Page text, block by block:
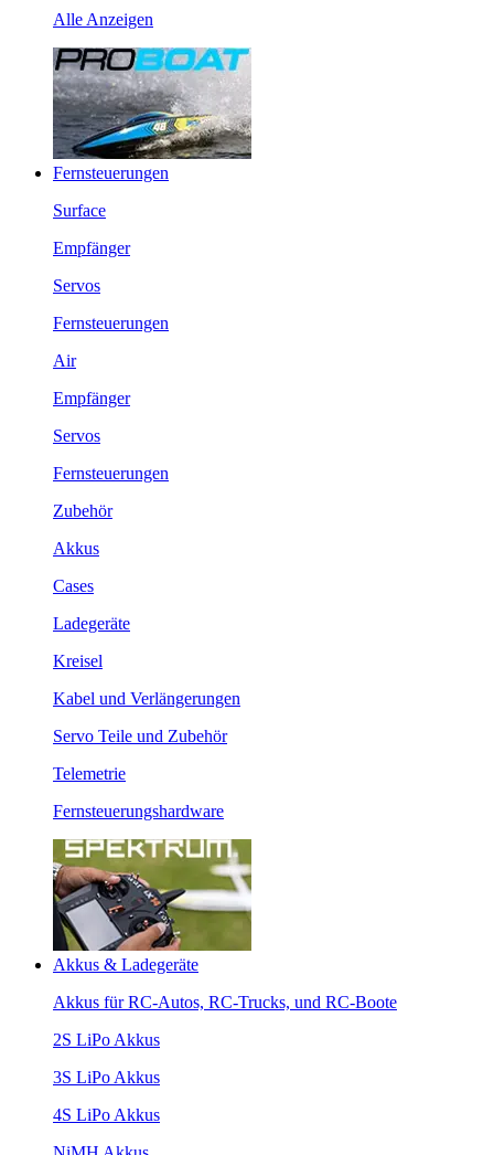
Alle Anzeigen
Fernsteuerungen
Surface
Empfänger
Servos
Fernsteuerungen
Air
Empfänger
Servos
Fernsteuerungen
Zubehör
Akkus
Cases
Ladegeräte
Kreisel
Kabel und Verlängerungen
Servo Teile und Zubehör
Telemetrie
Fernsteuerungshardware
Akkus & Ladegeräte
Akkus für RC-Autos, RC-Trucks, und RC-Boote
2S LiPo Akkus
3S LiPo Akkus
4S LiPo Akkus